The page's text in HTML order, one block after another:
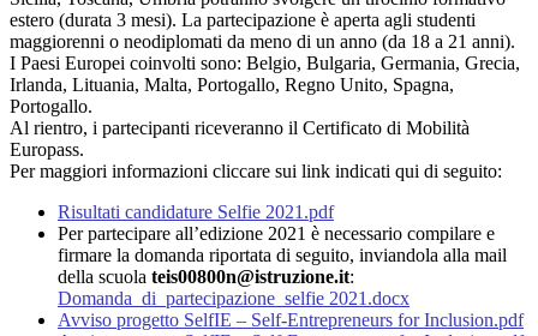
estero (durata 3 mesi). La partecipazione è aperta agli studenti
maggiorenni o neodiplomati da meno di un anno (da 18 a 21 anni).
I Paesi Europei coinvolti sono: Belgio, Bulgaria, Germania, Grecia,
Irlanda, Lituania, Malta, Portogallo, Regno Unito, Spagna,
Portogallo.
Al rientro, i partecipanti riceveranno il Certificato di Mobilità
Europass.
Per maggiori informazioni cliccare sui link indicati qui di seguito:
Risultati candidature Selfie 2021.pdf
Per partecipare all’edizione 2021 è necessario compilare e
firmare la domanda riportata di seguito, inviandola alla mail
della scuola teis00800n@istruzione.it:
Domanda_di_partecipazione_selfie 2021.docx
Avviso progetto SelfIE – Self-Entrepreneurs for Inclusion.pdf